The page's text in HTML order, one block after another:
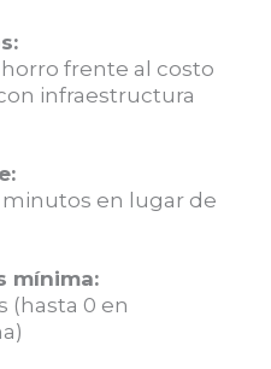
frente al costo
infraestructura
en lugar de
mínima:
(hasta 0 en